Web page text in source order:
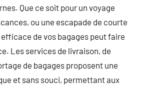
Que ce soit pour un voyage
ou une escapade de courte
de vos bagages peut faire
Les services de livraison, de
de bagages proposent une
et sans souci, permettant aux